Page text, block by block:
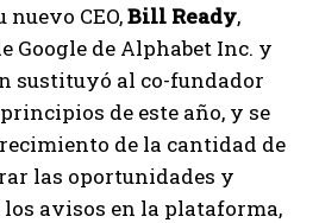
CEO,Bill Ready,
Google de Alphabet Inc. y
sustituyó al co-fundador
de este año, y se
de la cantidad de
las oportunidades y
avisos en la plataforma,